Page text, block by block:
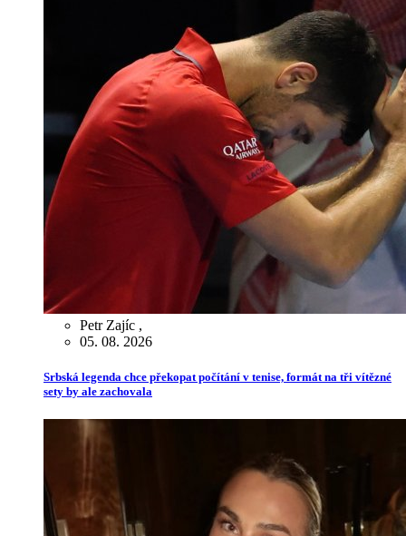
Petr Zajíc ,
05. 08. 2026
Srbská legenda chce překopat počítání v tenise, formát na tři vítězné
sety by ale zachovala